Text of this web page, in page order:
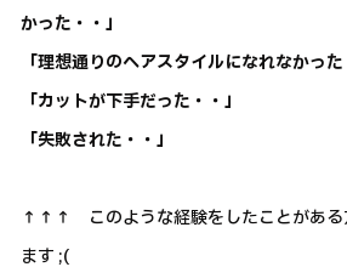
かった・・」
「理想通りのヘアスタイルになれなかった
「カットが下手だった・・」
「失敗された・・」
↑↑↑ このような経験をしたことがある
ます ;(